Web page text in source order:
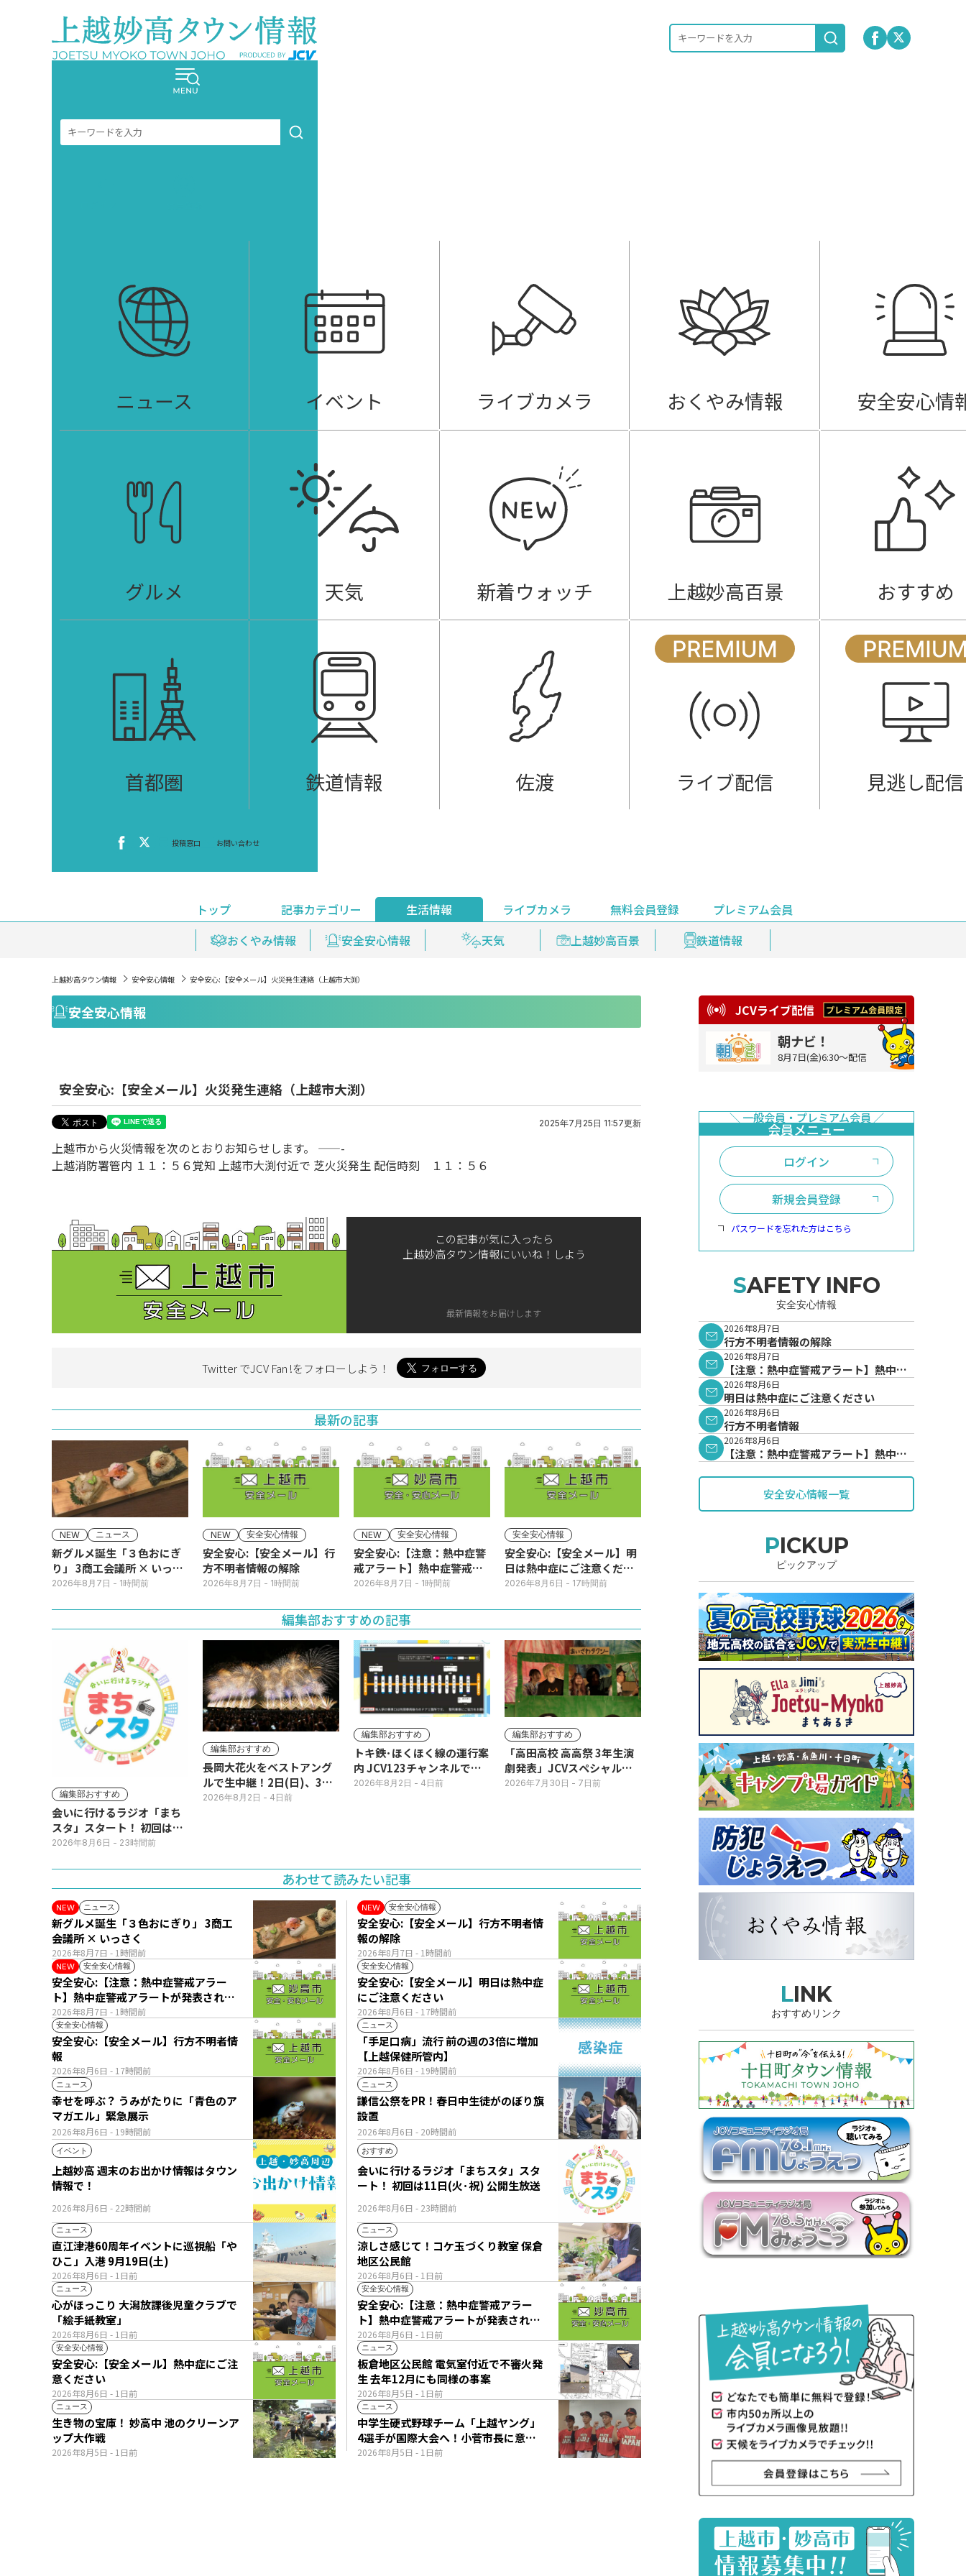
ニュース イベント ライブカメラ おくやみ情報 安全安心情
グルメ 天気 新着ウォッチ 上越妙高百景 おすすめ
首都圏 鉄道情報 佐渡 ライブ配信 見逃し配信
投稿窓口 お問い合わせ
トップ
記事カテゴリー
ニュース
イベント 新着ウォッチ 編集部おすすめ
生活情報
おくやみ情報
安全安心情報 天気 上越妙高百景 鉄道情報
ライブカメラ 無料会員登録
プレミアム会員
ライブ配信
見逃し配信 プレミアム会員登録
上越妙高タウン情報 安全安心情報 安全安心:【安全メール】火災発生連絡（上越市大渕）
安全安心情報
安全安心:【安全メール】火災発生連絡（上越市大渕）
2025年7月25日 11:57更新
上越市から火災情報を次のとおりお知らせします。 ——-
上越消防署管内 １１：５６覚知 上越市大渕付近で 芝火災発生 配信時刻 １１：５６
この記事が気に入ったら
上越妙高タウン情報にいいね！しよう
最新情報をお届けします
Twitter でJCV Fan !をフォローしよう！
最新の記事
NEW ニュース
新グルメ誕生「３色おにぎ
り」 3商工会議所 × いっさ
く
2026年8月7日 - 1時間前
NEW 安全安心情報
安全安心:【安全メール】行
方不明者情報の解除
2026年8月7日 - 1時間前
NEW 安全安心情報
安全安心:【注意：熱中症警
戒アラート】熱中症警戒ア
ラートが発表されていま
2026年8月7日 - 1時間前
安全安心情報
安全安心:【安全メール】明
日は熱中症にご注意くださ
い
2026年8月6日 - 17時間前
編集部おすすめの記事
編集部おすすめ
会いに行けるラジオ「まち
スタ」スタート！ 初回は11
日(火･祝) 公開生放送
2026年8月6日 - 23時間前
編集部おすすめ
長岡大花火をベストアング
ルで生中継！2日(日)、3日
(月)
2026年8月2日 - 4日前
編集部おすすめ
トキ鉄･ほくほく線の運行案
内 JCV123チャンネルで平
日毎朝表示
2026年8月2日 - 4日前
編集部おすすめ
「高田高校 高高祭 3年生演
劇発表」JCVスペシャルで
放送中！
2026年7月30日 - 7日前
あわせて読みたい記事
NEW ニュース
2026年8月7日 - 1時間前
新グルメ誕生「３色おにぎり」 3商工
会議所 × いっさく
NEW 安全安心情報
2026年8月7日 - 1時間前
安全安心:【安全メール】行方不明者情
報の解除
NEW 安全安心情報
2026年8月7日 - 1時間前
安全安心:【注意：熱中症警戒アラー
ト】熱中症警戒アラートが発表されて
います。
安全安心情報
2026年8月6日 - 17時間前
安全安心:【安全メール】明日は熱中症
にご注意ください
安全安心情報
2026年8月6日 - 17時間前
安全安心:【安全メール】行方不明者情
報
ニュース
2026年8月6日 - 19時間前
「手足口病」流行 前の週の3倍に増加
【上越保健所管内】
ニュース
2026年8月6日 - 19時間前
幸せを呼ぶ？ うみがたりに「青色のア
マガエル」緊急展示
ニュース
2026年8月6日 - 20時間前
謙信公祭をPR！春日中生徒がのぼり旗
設置
イベント
2026年8月6日 - 22時間前
上越妙高 週末のお出かけ情報はタウン
情報で！
おすすめ
2026年8月6日 - 23時間前
会いに行けるラジオ「まちスタ」スタ
ート！ 初回は11日(火･祝) 公開生放送
ニュース
2026年8月6日 - 1日前
直江津港60周年イベントに巡視船「や
ひこ」入港 9月19日(土)
ニュース
2026年8月6日 - 1日前
涼しさ感じて！コケ玉づくり教室 保倉
地区公民館
ニュース
2026年8月6日 - 1日前
心がほっこり 大潟放課後児童クラブで
「絵手紙教室」
安全安心情報
2026年8月6日 - 1日前
安全安心:【注意：熱中症警戒アラー
ト】熱中症警戒アラートが発表されて
います。
安全安心情報
2026年8月6日 - 1日前
安全安心:【安全メール】熱中症にご注
意ください
ニュース
2026年8月5日 - 1日前
板倉地区公民館 電気室付近で不審火発
生 去年12月にも同様の事案
ニュース
2026年8月5日 - 1日前
生き物の宝庫！ 妙高中 池のクリーンア
ップ大作戦
ニュース
2026年8月5日 - 1日前
中学生硬式野球チーム「上越ヤング」
4選手が国際大会へ！小菅市長に意気
込み語る
JCVライブ配信
朝ナビ！
8月7日(金)6:30～配信
ログイン
新規会員登録
パスワードを忘れた方はこちら
SAFETY INFO
安全安心情報
2026年8月7日
行方不明者情報の解除
2026年8月7日
【注意：熱中症警戒アラート】熱中症
警戒アラートが発表されています。
2026年8月6日
明日は熱中症にご注意ください
2026年8月6日
行方不明者情報
2026年8月6日
【注意：熱中症警戒アラート】熱中症
安全安心情報一覧
PICKUP
ピックアップ
LINK
おすすめリンク